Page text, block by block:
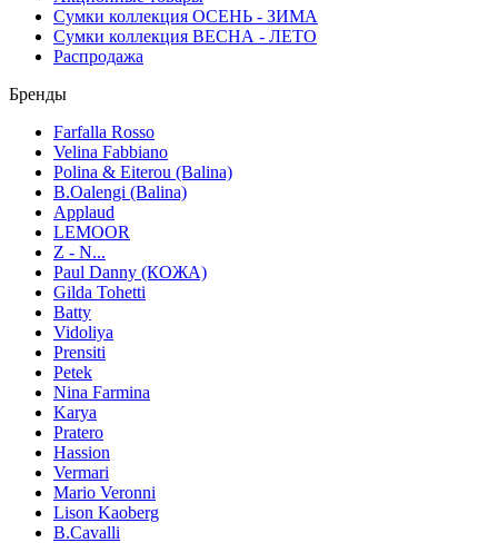
Сумки коллекция ОСЕНЬ - ЗИМА
Сумки коллекция ВЕСНА - ЛЕТО
Распродажа
Бренды
Farfalla Rosso
Velina Fabbiano
Polina & Eiterou (Balina)
B.Oalengi (Balina)
Applaud
LEMOOR
Z - N...
Paul Danny (КОЖА)
Gilda Tohetti
Batty
Vidoliya
Prensiti
Petek
Nina Farmina
Karya
Pratero
Hassion
Vermari
Mario Veronni
Lison Kaoberg
B.Cavalli